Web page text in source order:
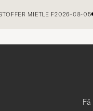
MIETLE F 2026-08-05